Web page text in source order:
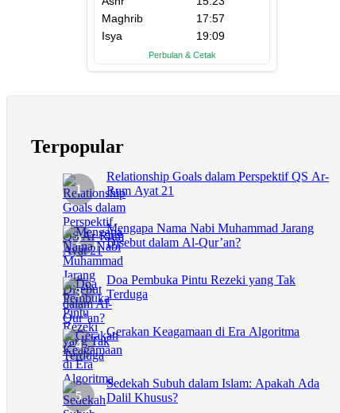
Terpopular
Relationship Goals dalam Perspektif QS Ar-
Rum Ayat 21
Mengapa Nama Nabi Muhammad Jarang
Disebut dalam Al-Qur’an?
Doa Pembuka Pintu Rezeki yang Tak
Terduga
Gerakan Keagamaan di Era Algoritma
Sedekah Subuh dalam Islam: Apakah Ada
Dalil Khusus?